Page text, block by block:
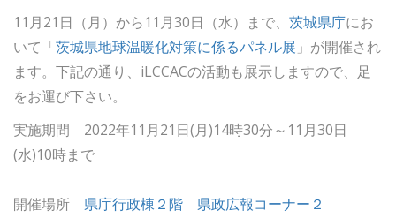
11月21日（月）から11月30日（水）まで、 茨城県庁にお
いて「茨城県地球温暖化対策に係るパネル展 」が開催され
ます。下記の通り、iLCCACの活動も展示しますので、足
をお運び下さい。
実施期間 2022年11月21日(月)14時30分～11月30日
(水)10時まで
開催場所 県庁行政棟２階 県政広報コーナー２